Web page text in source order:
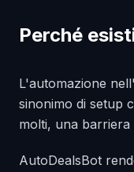
Perché
L'automazione
sinonimo di setup
molti, una barriera
AutoDealsBot